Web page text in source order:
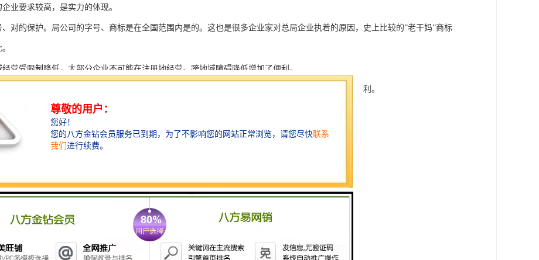
业要求较高，是实力的体现。
对的保护。局公司的字号、商标是在全国范围内是的。这也是很多企业家对总局企业执着的原因，史上比较的”老干妈”商标
营受限制降低，大部分企业不可能在注册地经营。跨地域障碍降低增加了便利。
是比较重要的。简单来说，无行政区域特有面子。保护我的是我的你拿不走。夸地域经营方便相当便利。